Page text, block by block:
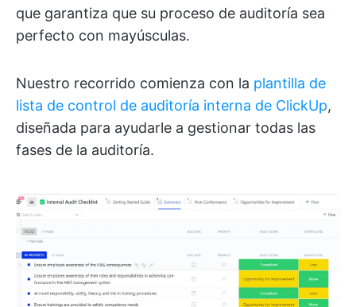
que garantiza que su proceso de auditoría sea
perfecto con mayúsculas.
Nuestro recorrido comienza con la plantilla de
lista de control de auditoría interna de ClickUp,
diseñada para ayudarle a gestionar todas las
fases de la auditoría.